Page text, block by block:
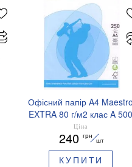
Офісний папір A4
EXTRA 80 г/м2 клас A 500
аркушів
A4.80.Maestro.Extra
Ціна
240 грн
шт
КУПИТИ